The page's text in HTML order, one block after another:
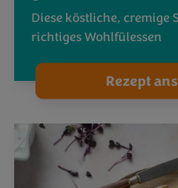
Diese köstliche, cremige
richtiges Wohlfülessen
Rezept